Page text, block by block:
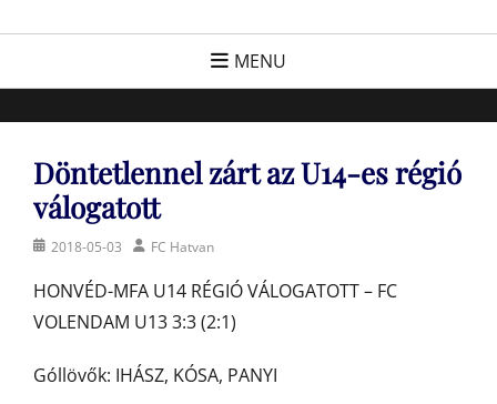
FC Hatvan
Egyesület a hatvani labdarúgásért, sportért!
MENU
Döntetlennel zárt az U14-es régió
válogatott
Posted2018-05-03 AuthorFC Hatvan
HONVÉD-MFA U14 RÉGIÓ VÁLOGATOTT – FC
VOLENDAM U13 3:3 (2:1)
Góllövők: IHÁSZ, KÓSA, PANYI